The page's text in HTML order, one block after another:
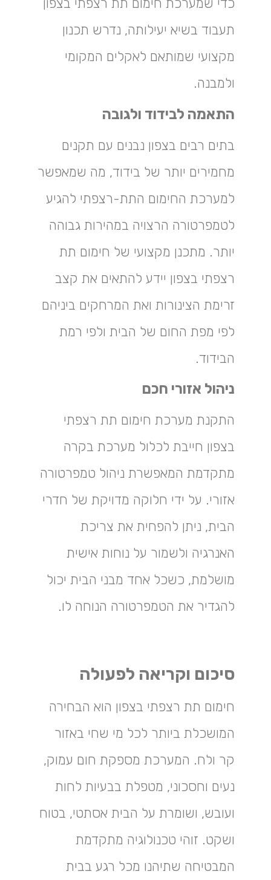
כדי שמערכת חימום תת רצפתי בצפון
תעבוד בשיא יעילותה, נדרש תכנון
מקצועי שמותאם לאקלים המקומי
ולמבנה.
התאמה לבידוד ולגובה
בתים רבים בצפון נבנים עם תקנים
מחמירים יותר של בידוד, מה שמאפשר
למערכת החימום התת-רצפתי להגיע
לטמפרטורה הרצויה במהירות גבוהה
יותר. מתכנן מקצועי של חימום תת
רצפתי בצפון יידע להתאים את קצב
זרימת הצינורות ואת המרחקים ביניהם
לפי מפת החום של הבית ולפי רמת
הבידוד.
ניהול אזורי חכם
התקנת מערכת חימום תת רצפתי
בצפון חייבת לכלול מערכת בקרה
מתקדמת המאפשרת ניהול טמפרטורה
אזורי. על ידי חלוקה מדויקת של חדרי
הבית, ניתן להפחית את צריכת
האנרגיה ולשמור על נוחות אישית
מושלמת, כשכל אחד מבני הבית יכול
להגדיר את הטמפרטורה הנוחה לו.
סיכום וקריאה לפעולה
חימום תת רצפתי בצפון הוא הבחירה
המושכלת ביותר לכל מי שחי באזור
קר ולח. המערכת מספקת חום עמוק,
נעים וחסכוני, מטפלת בבעיות לחות
ועובש, ושומרת על הבית אסתטי, בטוח
ושקט. זוהי טכנולוגיה מתקדמת
המבטיחה שתיהנו מכל רגע בבית